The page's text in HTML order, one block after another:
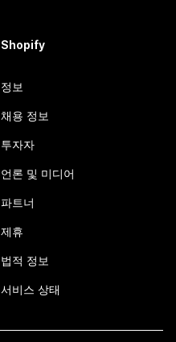
Shopify
정보
채용 정보
투자자
언론 및 미디어
파트너
제휴
법적 정보
서비스 상태